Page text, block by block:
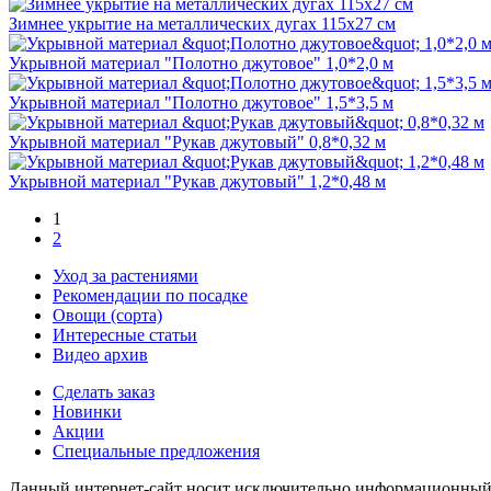
Зимнее укрытие на металлических дугах 115х27 см
Укрывной материал "Полотно джутовое" 1,0*2,0 м
Укрывной материал "Полотно джутовое" 1,5*3,5 м
Укрывной материал "Рукав джутовый" 0,8*0,32 м
Укрывной материал "Рукав джутовый" 1,2*0,48 м
1
2
Уход за растениями
Рекомендации по посадке
Овощи (сорта)
Интересные статьи
Видео архив
Сделать заказ
Новинки
Акции
Специальные предложения